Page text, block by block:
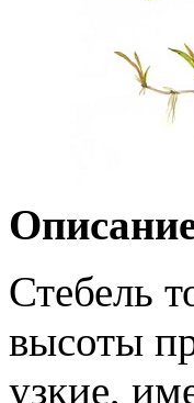
Стебель
высоты
узкие,